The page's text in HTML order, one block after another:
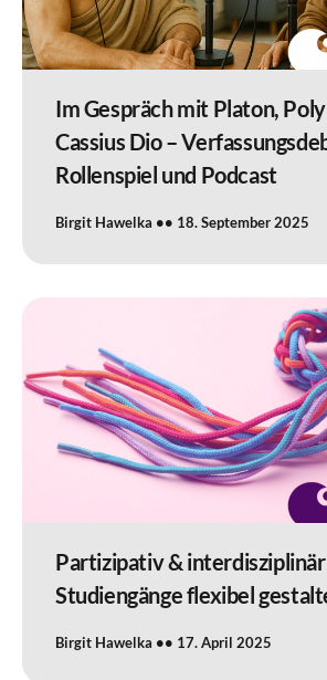
Im Gespräch mit Platon,
Cassius Dio –
Rollenspiel und Podcast
Birgit Hawelka 18. September 2025
Partizipativ &
Studiengänge flexibel
Birgit Hawelka 17. April 2025